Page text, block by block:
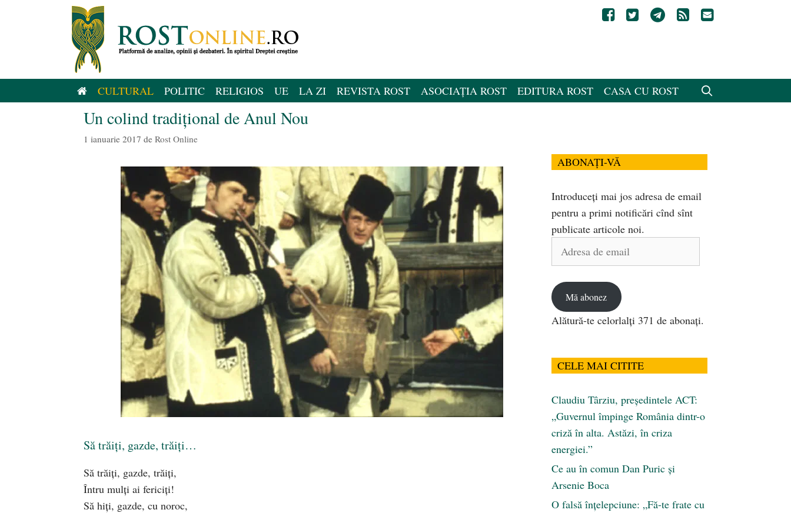
CULTURAL POLITIC RELIGIOS UE LA ZI REVISTA ROST ASOCIAȚIA ROST EDITURA ROST CASA CU ROST
Un colind tradițional de Anul Nou
1 ianuarie 2017 de Rost Online
Să trăiți, gazde, trăiți…
Să trăiți, gazde, trăiți,
Întru mulți ai fericiți!
Să hiți, gazde, cu noroc,
ABONAȚI-VĂ
Introduceți mai jos adresa de email
pentru a primi notificări cînd sînt
publicate articole noi.
Adresa
Mă abonez
Alătură-te celorlalți 371 de abonați.
CELE MAI CITITE
Claudiu Târziu, președintele ACT:
„Guvernul împinge România dintr-o
criză în alta. Astăzi, în criza
energiei.”
Ce au în comun Dan Puric şi
Arsenie Boca
O falsă înțelepciune: „Fă-te frate cu